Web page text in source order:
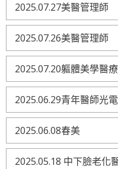
2025.07.27美醫管理師
2025.07.26美醫管理師
2025.07.20軀體美學醫
2025.06.29青年醫師光
2025.06.08春美
2025.05.18 中下臉老化